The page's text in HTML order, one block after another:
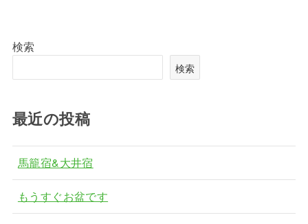
検索
検索
最近の投稿
馬籠宿&大井宿
もうすぐお盆です